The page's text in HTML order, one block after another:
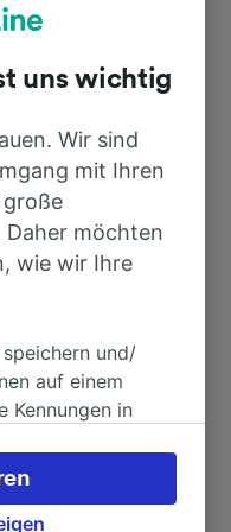
(b
Dauer
43min
2h 7min
14min
uns wichtig
Wir sind
mit Ihren
möchten
wie wir Ihre
und/
auf einem
Kennungen in
berechtigtem